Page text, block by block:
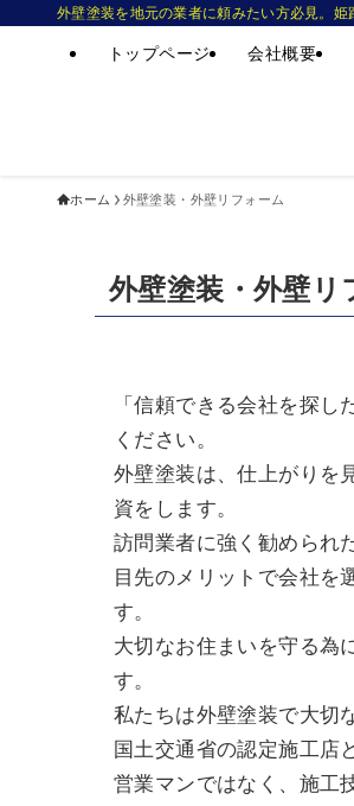
外壁塗装を地元の業者に頼みたい方必見。
トップページ 会社概要
ホーム 外壁塗装・外壁リフォーム
外壁塗装・外壁リ
「信頼できる会社を探
ください。
外壁塗装は、仕上がりを
資をします。
訪問業者に強く勧められ
目先のメリットで会社を
す。
大切なお住まいを守る為
す。
私たちは外壁塗装で大切
国土交通省の認定施工店
営業マンではなく、施工